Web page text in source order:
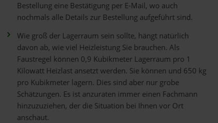
Bestellung eine Bestätigung per E-Mail, wo auch
nochmals alle Details zur Bestellung aufgeführt sind.
Wie groß der Lagerraum sein sollte, hängt natürlich
davon ab, wie viel Heizleistung Sie brauchen. Als
Faustregel können 0,9 Kubikmeter Lagerraum pro 1
Kilowatt Heizlast ansetzt werden. Sie können und 650 kg
pro Kubikmeter lagern. Dies sind aber nur grobe
Schätzungen. Es ist anzuraten immer einen Fachmann
hinzuzuziehen, der die Situation bei Ihnen vor Ort
anschaut.